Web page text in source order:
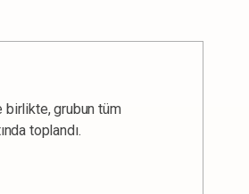
birlikte, grubun tüm
toplandı.